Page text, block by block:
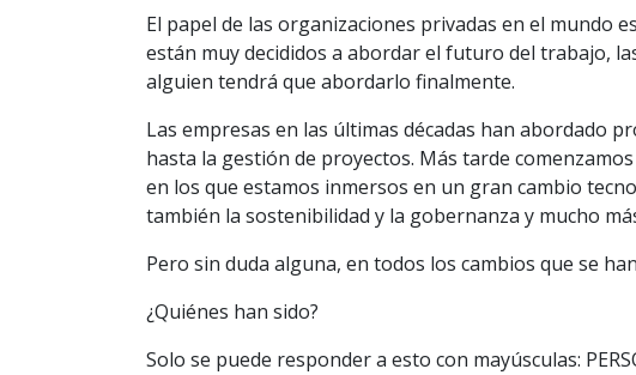
El papel de las organizaciones privadas en el mundo
están muy decididos a abordar el futuro del trabajo,
alguien tendrá que abordarlo finalmente.
Las empresas en las últimas décadas han abordado
hasta la gestión de proyectos. Más tarde
en los que estamos inmersos en un gran cambio
también la sostenibilidad y la gobernanza y mucho
Pero sin duda alguna, en todos los cambios que se
¿Quiénes han sido?
Solo se puede responder a esto con mayúsculas: